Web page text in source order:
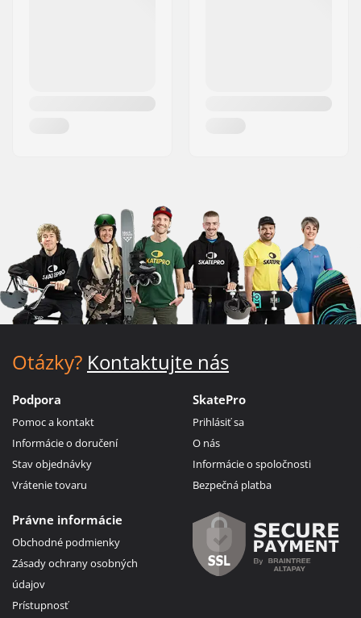
Otázky? Kontaktujte nás
Podpora
Pomoc a kontakt
Informácie o doručení
Stav objednávky
Vrátenie tovaru
SkatePro
Prihlásiť sa
O nás
Informácie o spoločnosti
Bezpečná platba
Právne informácie
Obchodné podmienky
Zásady ochrany osobných
údajov
Prístupnosť